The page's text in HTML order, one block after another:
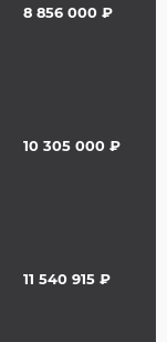
8 856 000 ₽
10 305 000 ₽
11 540 915 ₽